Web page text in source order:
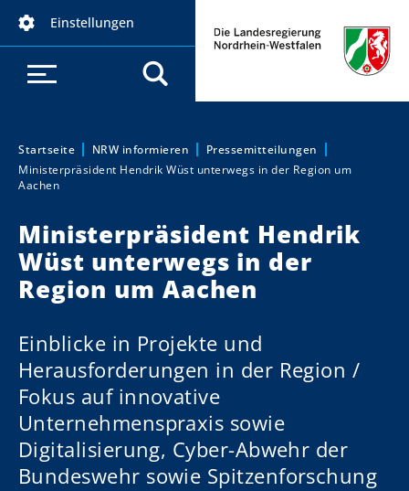
Einstellungen
Sie sind hier:
Startseite NRW informieren
Pressemitteilungen
Ministerpräsident Hendrik Wüst unterwegs in der Region um
Aachen
Ministerpräsident Hendrik
Wüst unterwegs in der
Region um Aachen
Einblicke in Projekte und
Herausforderungen in der Region /
Fokus auf innovative
Unternehmenspraxis sowie
Digitalisierung, Cyber-Abwehr der
Bundeswehr sowie Spitzenforschung